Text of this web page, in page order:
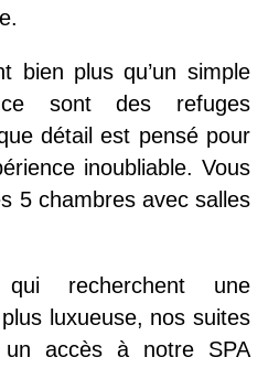
bien plus qu’un simple
sont des refuges
détail est pensé pour
inoubliable. Vous
5 chambres avec salles
recherchent une
luxueuse, nos suites
un accès à notre SPA